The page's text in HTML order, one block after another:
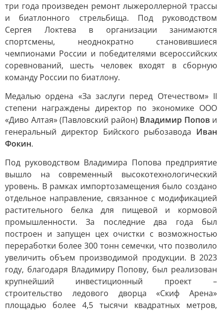
три года произведен ремонт лыжероллерной трассы
и биатлонного стрельбища. Под руководством
Сергея Локтева в организации занимаются
спортсмены, неоднократно становившиеся
чемпионами России и победителями всероссийских
соревнований, шесть человек входят в сборную
команду России по биатлону.
Медалью ордена «За заслуги перед Отечеством» II
степени награждены директор по экономике ООО
«Диво Алтая» (Павловский район) Владимир Попов и
генеральный директор Бийского рыбозавода Иван
Фокин.
Под руководством Владимира Попова предприятие
вышло на современный высокотехнологический
уровень. В рамках импортозамещения было создано
отдельное направление, связанное с модификацией
растительного белка для пищевой и кормовой
промышленности. За последние два года был
построен и запущен цех очистки с возможностью
переработки более 300 тонн семечки, что позволило
увеличить объем производимой продукции. В 2023
году, благодаря Владимиру Попову, был реализован
крупнейший инвестиционный проект –
строительство ледового дворца «Скиф Арена»
площадью более 4,5 тысячи квадратных метров,